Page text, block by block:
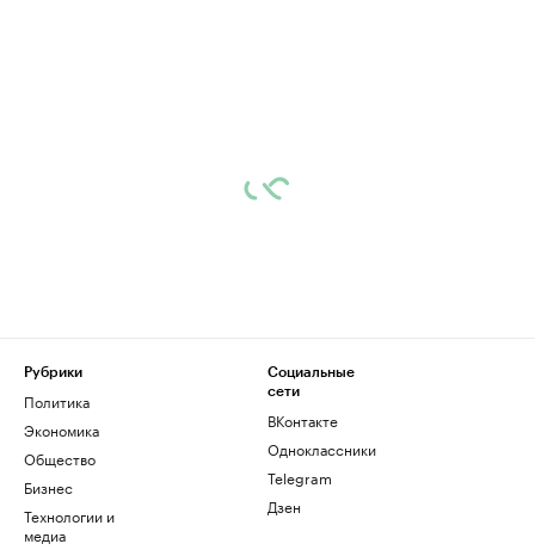
Рубрики
Политика
Экономика
Общество
Бизнес
Технологии и
медиа
Социальные
сети
ВКонтакте
Одноклассники
Telegram
Дзен